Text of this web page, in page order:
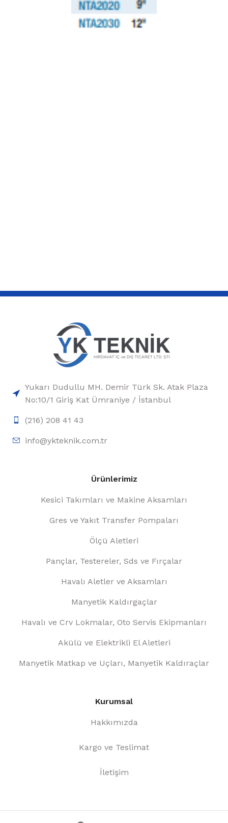
Yukarı Dudullu MH. Demir Türk Sk. Atak Plaza
No:10/1 Giriş Kat Ümraniye / İstanbul
(216) 208 41 43
info@ykteknik.com.tr
Ürünlerimiz
Kesici Takımları ve Makine Aksamları
Gres ve Yakıt Transfer Pompaları
Ölçü Aletleri
Pançlar, Testereler, Sds ve Fırçalar
Havalı Aletler ve Aksamları
Manyetik Kaldırgaçlar
Havalı ve Crv Lokmalar, Oto Servis Ekipmanları
Akülü ve Elektrikli El Aletleri
Manyetik Matkap ve Uçları, Manyetik Kaldıraçlar
Kurumsal
Hakkımızda
Kargo ve Teslimat
İletişim